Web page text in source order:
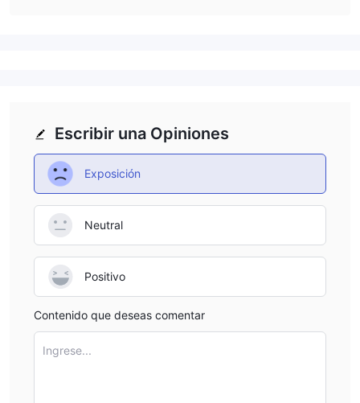
Escribir una Opiniones
Exposición
Neutral
Positivo
Contenido que deseas comentar
Ingrese...